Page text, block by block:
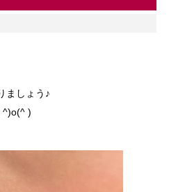
ましょう♪
^)o(^ )